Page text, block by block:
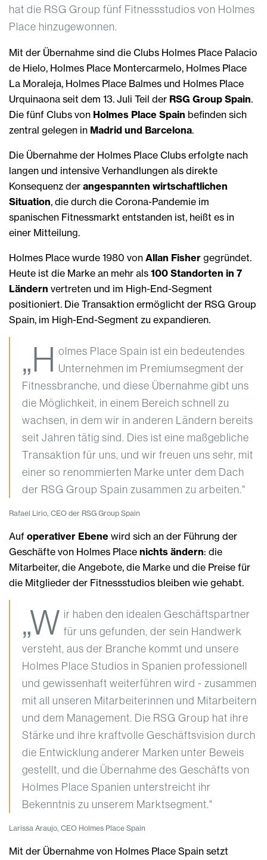
hat die RSG Group fünf Fitnessstudios von Holmes
Place hinzugewonnen.
Mit der Übernahme sind die Clubs Holmes Place Palacio
de Hielo, Holmes Place Montercarmelo, Holmes Place
La Moraleja, Holmes Place Balmes und Holmes Place
Urquinaona seit dem 13. Juli Teil der RSG Group Spain.
Die fünf Clubs von Holmes Place Spain befinden sich
zentral gelegen in Madrid und Barcelona.
Die Übernahme der Holmes Place Clubs erfolgte nach
langen und intensive Verhandlungen als direkte
Konsequenz der angespannten wirtschaftlichen
Situation, die durch die Corona-Pandemie im
spanischen Fitnessmarkt entstanden ist, heißt es in
einer Mitteilung.
Holmes Place wurde 1980 von Allan Fisher gegründet.
Heute ist die Marke an mehr als 100 Standorten in 7
Ländern vertreten und im High-End-Segment
positioniert. Die Transaktion ermöglicht der RSG Group
Spain, im High-End-Segment zu expandieren.
„H olmes Place Spain ist ein bedeutendes
Unternehmen im Premiumsegment der
Fitnessbranche, und diese Übernahme gibt uns
die Möglichkeit, in einem Bereich schnell zu
wachsen, in dem wir in anderen Ländern bereits
seit Jahren tätig sind. Dies ist eine maßgebliche
Transaktion für uns, und wir freuen uns sehr, mit
einer so renommierten Marke unter dem Dach
der RSG Group Spain zusammen zu arbeiten."
Rafael Lirio, CEO der RSG Group Spain
Auf operativer Ebene wird sich an der Führung der
Geschäfte von Holmes Place nichts ändern: die
Mitarbeiter, die Angebote, die Marke und die Preise für
die Mitglieder der Fitnessstudios bleiben wie gehabt.
„W ir haben den idealen Geschäftspartner
für uns gefunden, der sein Handwerk
versteht, aus der Branche kommt und unsere
Holmes Place Studios in Spanien professionell
und gewissenhaft weiterführen wird - zusammen
mit all unseren Mitarbeiterinnen und Mitarbeitern
und dem Management. Die RSG Group hat ihre
Stärke und ihre kraftvolle Geschäftsvision durch
die Entwicklung anderer Marken unter Beweis
gestellt, und die Übernahme des Geschäfts von
Holmes Place Spanien unterstreicht ihr
Bekenntnis zu unserem Marktsegment."
Larissa Araujo, CEO Holmes Place Spain
Mit der Übernahme von Holmes Place Spain setzt